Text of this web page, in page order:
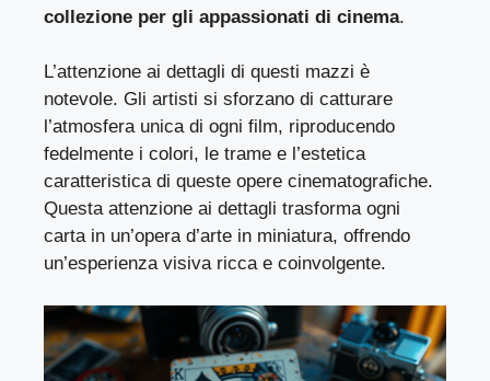
collezione per gli appassionati di cinema.
L’attenzione ai dettagli di questi mazzi è
notevole. Gli artisti si sforzano di catturare
l’atmosfera unica di ogni film, riproducendo
fedelmente i colori, le trame e l’estetica
caratteristica di queste opere cinematografiche.
Questa attenzione ai dettagli trasforma ogni
carta in un’opera d’arte in miniatura, offrendo
un’esperienza visiva ricca e coinvolgente.